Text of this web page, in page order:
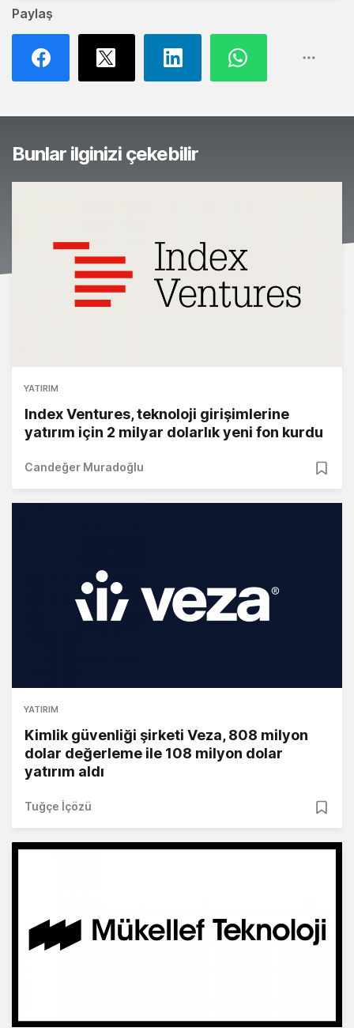
Paylaş
Bunlar ilginizi çekebilir
YATIRIM
Index Ventures, teknoloji girişimlerine
yatırım için 2 milyar dolarlık yeni fon kurdu
Candeğer Muradoğlu
YATIRIM
Kimlik güvenliği şirketi Veza, 808 milyon
dolar değerleme ile 108 milyon dolar
yatırım aldı
Tuğçe İçözü